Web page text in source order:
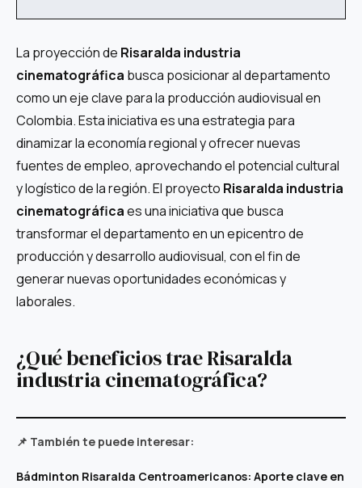
La proyección de Risaralda industria
cinematográfica busca posicionar al departamento
como un eje clave para la producción audiovisual en
Colombia. Esta iniciativa es una estrategia para
dinamizar la economía regional y ofrecer nuevas
fuentes de empleo, aprovechando el potencial cultural
y logístico de la región. El proyecto Risaralda industria
cinematográficaes una iniciativa que busca
transformar el departamento en un epicentro de
producción y desarrollo audiovisual, con el fin de
generar nuevas oportunidades económicas y
laborales.
¿Qué beneficios trae Risaralda
industria cinematográfica?
📌 También te puede interesar:
Bádminton Risaralda Centroamericanos: Aporte clave en